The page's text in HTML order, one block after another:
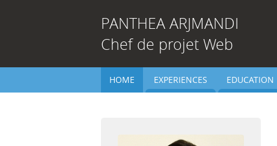
PANTHEA ARJMANDI
Chef de projet Web
HOME EXPERIENCES EDUCATION